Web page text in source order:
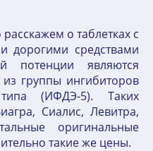
о таблетках с
дорогими средствами
потенции являются
группы ингибиторов
(ИФДЭ-5). Таких
Сиалис, Левитра,
оригинальные
такие же цены.